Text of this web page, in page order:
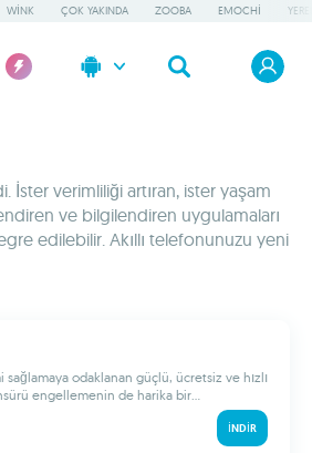
WINK ÇOK YAKINDA ZOOBA EMOCHI
verimliliği artıran, ister yaşam
ve bilgilendiren uygulamaları
edilebilir. Akıllı telefonunuzu yeni
odaklanan güçlü, ücretsiz ve hızlı
engellemenin de harika bir...
İNDIR